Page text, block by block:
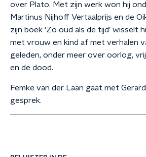
over Plato. Met zijn werk won hij
Martinus Nijhoff Vertaalprijs en de
zijn boek ‘Zo oud als de tijd’ wisselt
met vrouw en kind af met verhalen
geleden, onder meer over oorlog,
en de dood.
Femke van der Laan gaat met
gesprek.